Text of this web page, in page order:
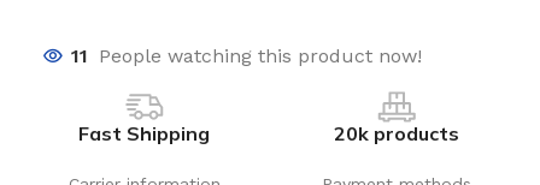
11 People watching this product now!
Fast Shipping 20k products